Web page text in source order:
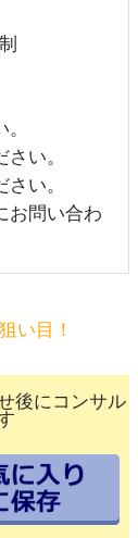
い。
い。
お問い合わ
い目！
後にコンサル